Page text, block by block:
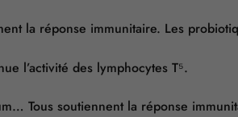
la réponse immunitaire. Les
l’activité des lymphocytes T⁵.
Tous soutiennent la réponse